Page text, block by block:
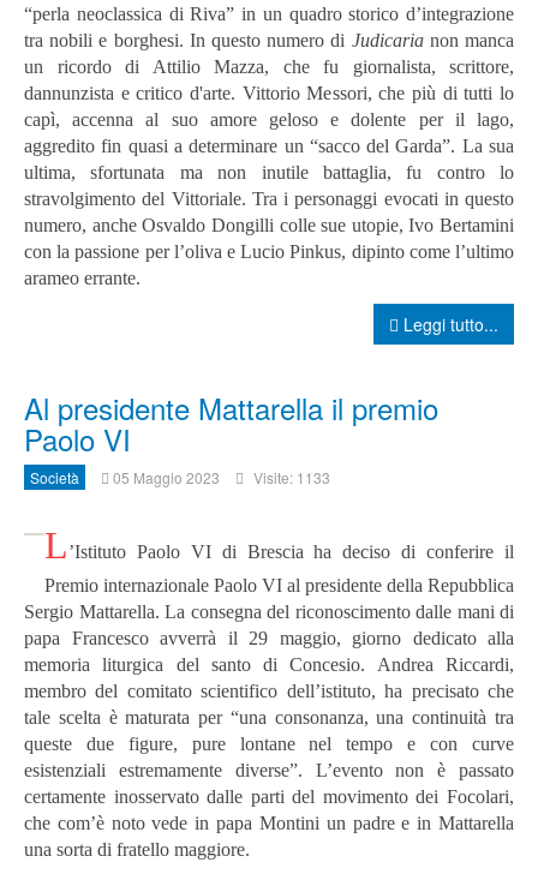
“perla neoclassica di Riva” in un quadro storico d’integrazione
tra nobili e borghesi. In questo numero di Judicarianon manca
un ricordo di Attilio Mazza, che fu giornalista, scrittore,
dannunzista e critico d'arte. Vittorio Messori, che più di tutti lo
capì, accenna al suo amore geloso e dolente per il lago,
aggredito fin quasi a determinare un “sacco del Garda”. La sua
ultima, sfortunata ma non inutile battaglia, fu contro lo
stravolgimento del Vittoriale. Tra i personaggi evocati in questo
numero, anche Osvaldo Dongilli colle sue utopie, Ivo Bertamini
con la passione per l’oliva e Lucio Pinkus, dipinto come l’ultimo
arameo errante.
Leggi tutto...
Al presidente Mattarella il premio
Paolo VI
Società 05 Maggio 2023 Visite: 1133
L’Istituto Paolo VI di Brescia ha deciso di conferire il
Premio internazionale Paolo VI al presidente della Repubblica
Sergio Mattarella. La consegna del riconoscimento dalle mani di
papa Francesco avverrà il 29 maggio, giorno dedicato alla
memoria liturgica del santo di Concesio. Andrea Riccardi,
membro del comitato scientifico dell’istituto, ha precisato che
tale scelta è maturata per “una consonanza, una continuità tra
queste due figure, pure lontane nel tempo e con curve
esistenziali estremamente diverse”. L’evento non è passato
certamente inosservato dalle parti del movimento dei Focolari,
che com’è noto vede in papa Montini un padre e in Mattarella
una sorta di fratello maggiore.